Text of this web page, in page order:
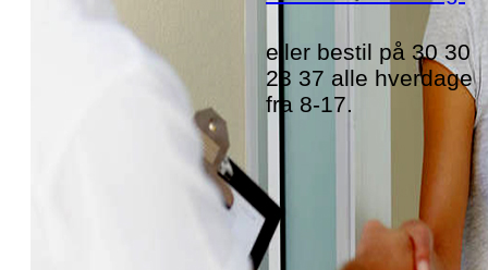
eller bestil på 30 30
23 37 alle hverdage
fra 8-17.